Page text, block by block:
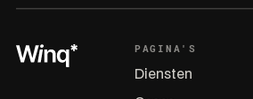
PAGINA'S
Diensten